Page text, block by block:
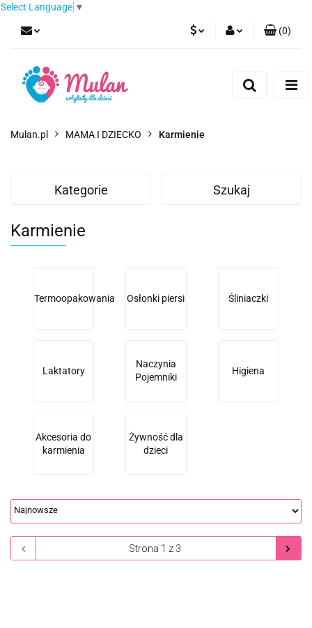
Select Language ▼
(0)
Mulan.pl MAMA I DZIECKO Karmienie
Kategorie Szukaj
Karmienie
Termoopakowania Osłonki piersi Śliniaczki
Laktatory
Naczynia
Pojemniki
Higiena
Akcesoria do
karmienia
Żywność dla
dzieci